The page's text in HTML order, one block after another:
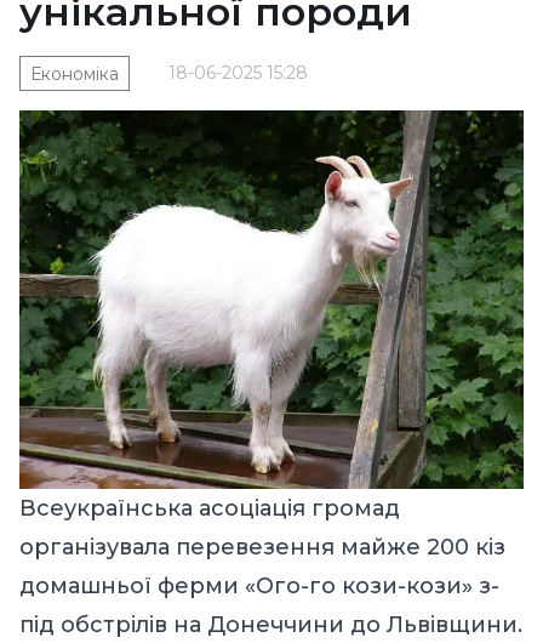
унікальної породи
18-06-2025 15:28
Економіка
Всеукраїнська асоціація громад
організувала перевезення майже 200 кіз
домашньої ферми «Ого-го кози-кози» з-
під обстрілів на Донеччини до Львівщини.